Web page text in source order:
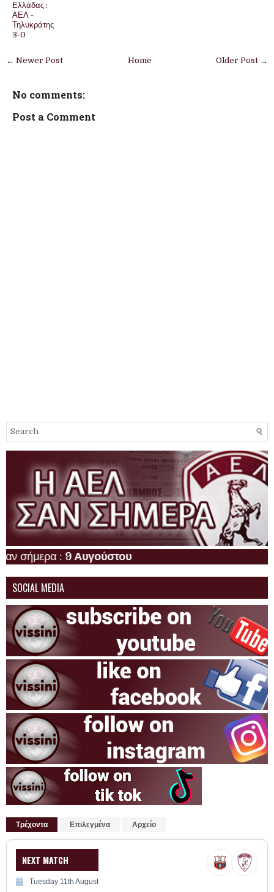
Ελλάδας :
ΑΕΛ -
Τηλυκράτης
3-0
← Newer Post Older Post →
Home
No comments:
Post a Comment
: 9 Αυγούστου
SOCIAL MEDIA
Τρέχοντα Επιλεγμένα Αρχείο
NEXT MATCH
Tuesday 11th August